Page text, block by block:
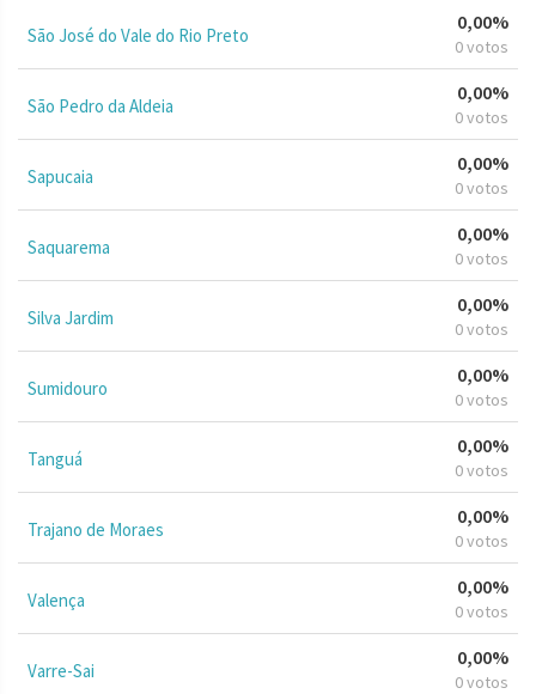
São José do Vale do Rio Preto
0,00%
0 votos
São Pedro da Aldeia
0,00%
0 votos
Sapucaia
0,00%
0 votos
Saquarema
0,00%
0 votos
Silva Jardim
0,00%
0 votos
Sumidouro
0,00%
0 votos
Tanguá
0,00%
0 votos
Trajano de Moraes
0,00%
0 votos
Valença
0,00%
0 votos
Varre-Sai
0,00%
0 votos